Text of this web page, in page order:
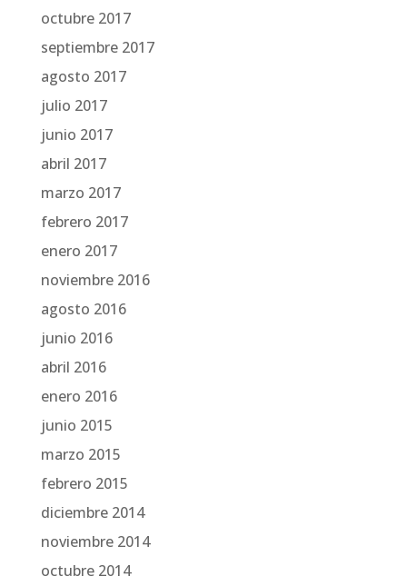
octubre 2017
septiembre 2017
agosto 2017
julio 2017
junio 2017
abril 2017
marzo 2017
febrero 2017
enero 2017
noviembre 2016
agosto 2016
junio 2016
abril 2016
enero 2016
junio 2015
marzo 2015
febrero 2015
diciembre 2014
noviembre 2014
octubre 2014